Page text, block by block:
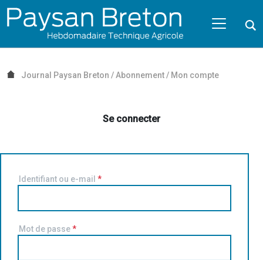
Passer au contenu
NAVIGATION MOBILE
NAVIGATION
PRINCIPALE
Journal Paysan Breton / Abonnement/ Mon compte
Se connecter
Identifiant ou e-mail *
Mot de passe*